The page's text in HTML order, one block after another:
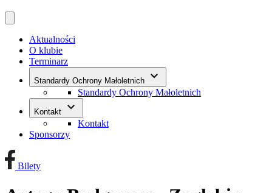
Aktualności
O klubie
Terminarz
Standardy Ochrony Małoletnich keyboard_arrow_down
Standardy Ochrony Małoletnich
Kontakt keyboard_arrow_down
Kontakt
Sponsorzy
Bilety